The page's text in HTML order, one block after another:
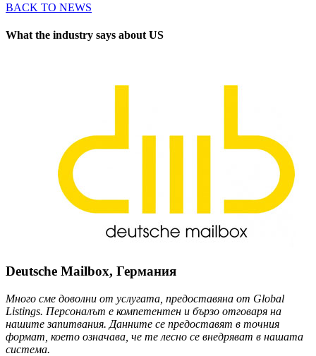
BACK TO NEWS
What the industry says about US
Deutsche Mailbox, Германия
Много сме доволни от услугата, предоставяна от Global
Listings. Персоналът е компетентен и бързо отговаря на
нашите запитвания. Данните се предоставят в точния
формат, което означава, че те лесно се внедряват в нашата
система.